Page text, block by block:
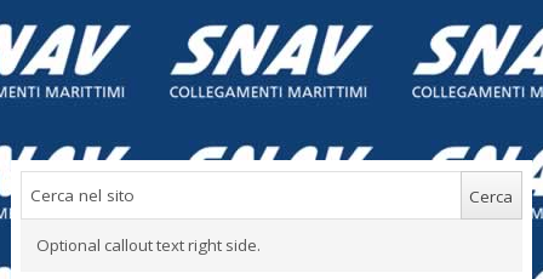
Optional callout text right side.